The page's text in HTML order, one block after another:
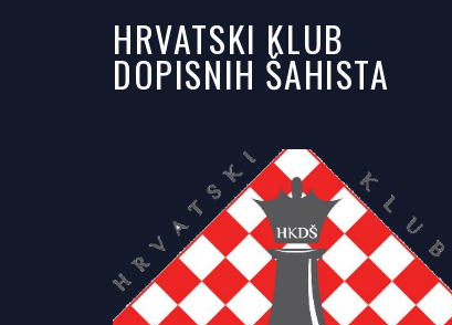
HRVATSKI KLUB
DOPISNIH ŠAHISTA